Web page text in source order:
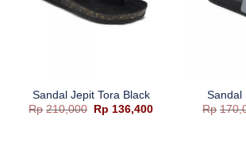
Sandal Jepit Tora Black
Rp 210,000
Harga
aslinya
Rp 136,400Harga
Sandal
Rp